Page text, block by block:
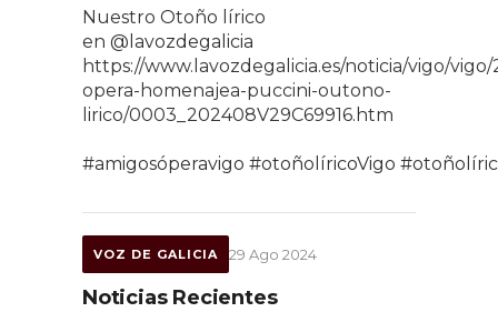
Nuestro Otoño lírico
en @lavozdegalicia
https://www.lavozdegalicia.es/noticia/vigo/
opera-homenajea-puccini-outono-
lirico/0003_202408V29C69916.htm
#amigosóperavigo #otoñolíricoVigo
VOZ DE GALICIA 29 Ago 2024
Noticias Recientes